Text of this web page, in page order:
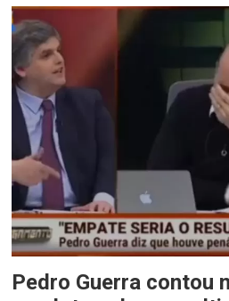
Pedro Guerra contou